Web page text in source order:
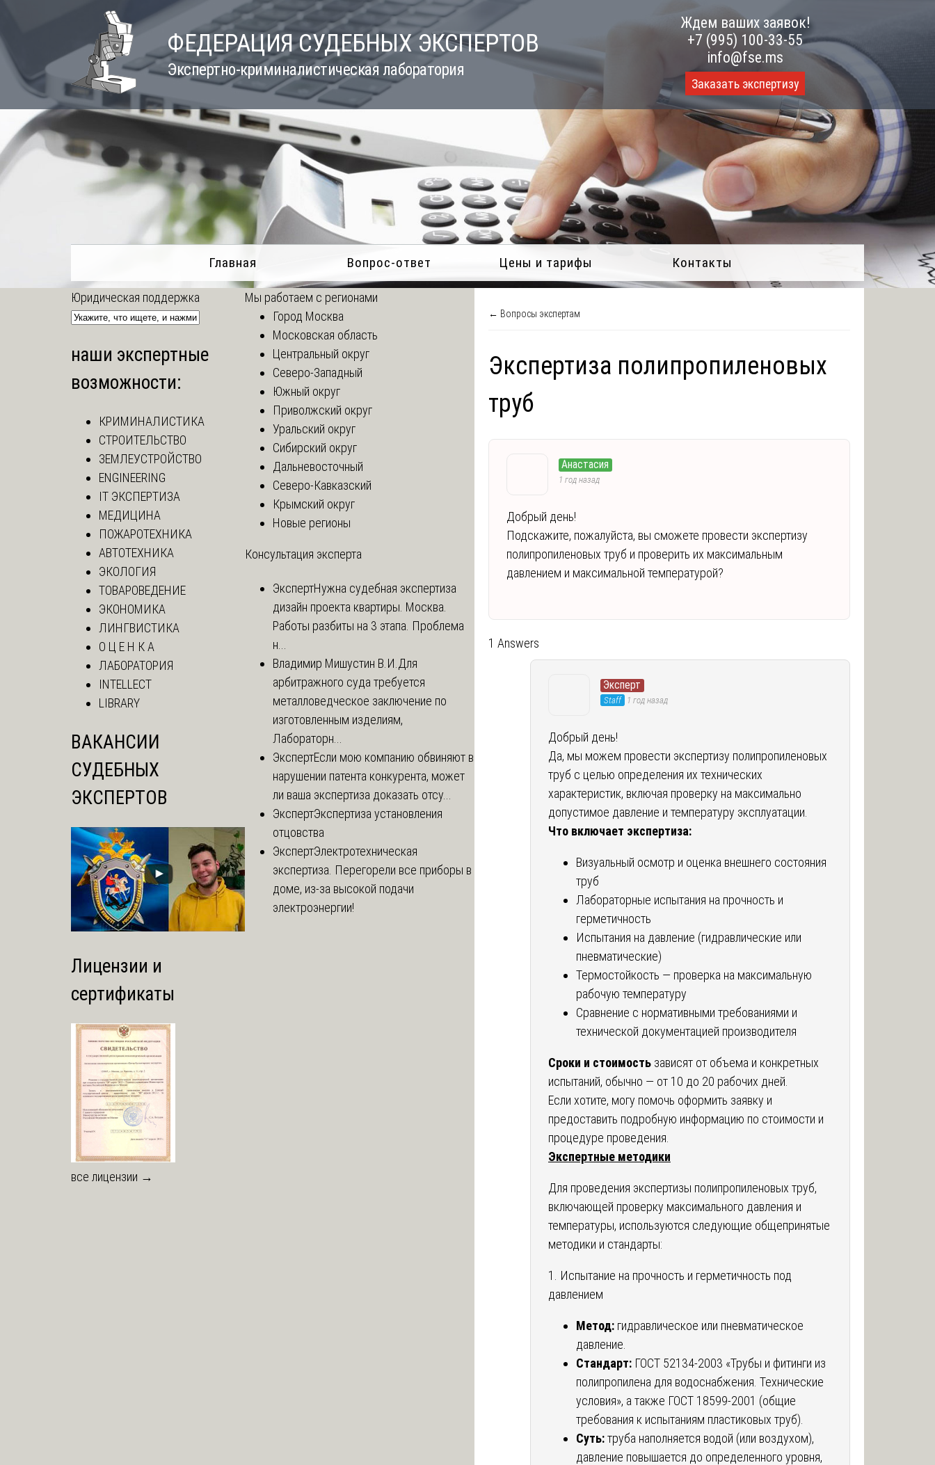
content
ФЕДЕРАЦИЯ СУДЕБНЫХ ЭКСПЕРТОВ
Экспертно-криминалистическая лаборатория
Ждем ваших заявок!
+7 (995) 100-33-55
info@fse.ms
Заказать экспертизу
Главная Вопрос-ответ Цены и тарифы Контакты
← Вопросы экспертам
Экспертиза полипропиленовых
труб
Анастасия
1 год назад
Добрый день!
Подскажите, пожалуйста, вы сможете провести экспертизу
полипропиленовых труб и проверить их максимальным
давлением и максимальной температурой?
1 Answers
Эксперт
Staff 1 год назад
Добрый день!
Да, мы можем провести экспертизу полипропиленовых
труб с целью определения их технических
характеристик, включая проверку на максимально
допустимое давление и температуру эксплуатации.
Что включает экспертиза:
Визуальный осмотр и оценка внешнего состояния
труб
Лабораторные испытания на прочность и
герметичность
Испытания на давление (гидравлические или
пневматические)
Термостойкость — проверка на максимальную
рабочую температуру
Сравнение с нормативными требованиями и
технической документацией производителя
Сроки и стоимость зависят от объема и конкретных
испытаний, обычно — от 10 до 20 рабочих дней.
Если хотите, могу помочь оформить заявку и
предоставить подробную информацию по стоимости и
процедуре проведения.
Экспертные методики
Для проведения экспертизы полипропиленовых труб,
включающей проверку максимального давления и
температуры, используются следующие общепринятые
методики и стандарты:
1. Испытание на прочность и герметичность под
давлением
Метод: гидравлическое или пневматическое
давление.
Стандарт: ГОСТ 52134-2003 «Трубы и фитинги из
полипропилена для водоснабжения. Технические
условия», а также ГОСТ 18599-2001 (общие
требования к испытаниям пластиковых труб).
Суть:труба наполняется водой (или воздухом),
давление повышается до определенного уровня,
Юридическая поддержка
наши экспертные
возможности:
КРИМИНАЛИСТИКА
СТРОИТЕЛЬСТВО
ЗЕМЛЕУСТРОЙСТВО
ENGINEERING
IT ЭКСПЕРТИЗА
МЕДИЦИНА
ПОЖАРОТЕХНИКА
АВТОТЕХНИКА
ЭКОЛОГИЯ
ТОВАРОВЕДЕНИЕ
ЭКОНОМИКА
ЛИНГВИСТИКА
О Ц Е Н К А
ЛАБОРАТОРИЯ
INTELLECT
LIBRARY
ВАКАНСИИ
СУДЕБНЫХ
ЭКСПЕРТОВ
Лицензии и
сертификаты
все лицензии →
Мы работаем с регионами
Город Москва
Московская область
Центральный округ
Северо-Западный
Южный округ
Приволжский округ
Уральский округ
Сибирский округ
Дальневосточный
Северо-Кавказский
Крымский округ
Новые регионы
Консультация эксперта
ЭкспертНужна судебная экспертиза
дизайн проекта квартиры. Москва.
Работы разбиты на 3 этапа. Проблема
н...
Владимир Мишустин В.И. Для
арбитражного суда требуется
металловедческое заключение по
изготовленным изделиям,
Лабораторн...
ЭкспертЕсли мою компанию обвиняют в
нарушении патента конкурента, может
ли ваша экспертиза доказать отсу...
ЭкспертЭкспертиза установления
отцовства
ЭкспертЭлектротехническая
экспертиза. Перегорели все приборы в
доме, из-за высокой подачи
электроэнергии!